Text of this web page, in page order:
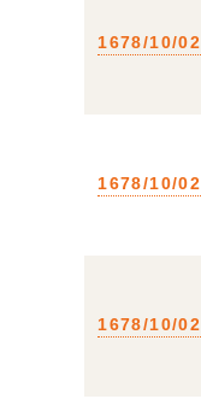
1678/10/02
1678/10/02
1678/10/02